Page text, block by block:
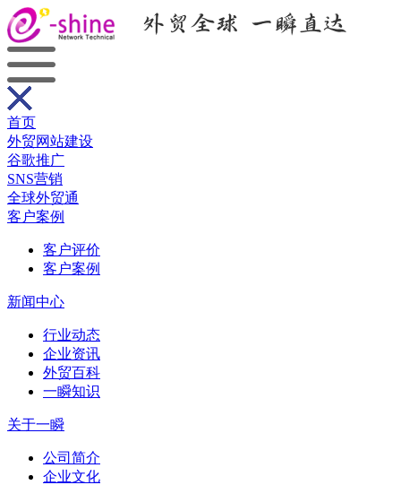
首页
外贸网站建设
谷歌推广
SNS营销
全球外贸通
客户案例
客户评价
客户案例
新闻中心
行业动态
企业资讯
外贸百科
一瞬知识
关于一瞬
公司简介
企业文化